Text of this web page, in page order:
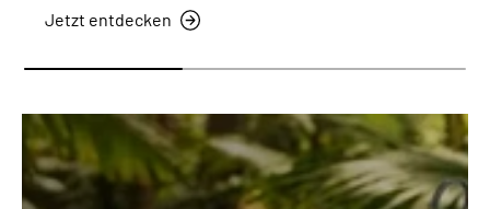
Jetzt entdecken